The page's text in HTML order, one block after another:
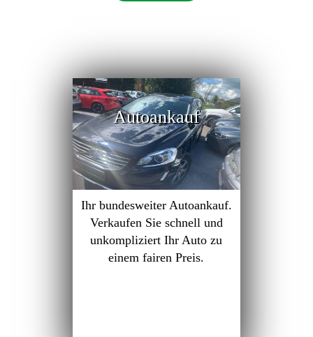
Autoankauf
Ihr bundesweiter Autoankauf.
Verkaufen Sie schnell und
unkompliziert Ihr Auto zu
einem fairen Preis.